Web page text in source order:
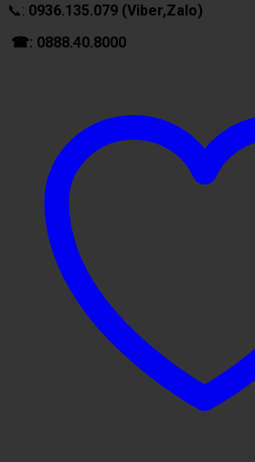
📞: 0936.135.079 (Viber,Zalo)
☎: 0888.40.8000